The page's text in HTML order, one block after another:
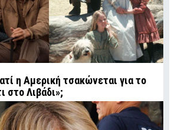
η Αμερική τσακώνεται για το
στο Λιβάδι»;